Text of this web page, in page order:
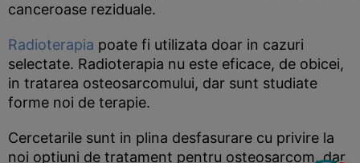
canceroase reziduale.
Radioterapia poate fi utilizata doar in cazuri
selectate. Radioterapia nu este eficace, de obicei,
in tratarea osteosarcomului, dar sunt studiate
forme noi de terapie.
Cercetarile sunt in plina desfasurare cu privire la
noi optiuni de tratament pentru osteosarcom, dar